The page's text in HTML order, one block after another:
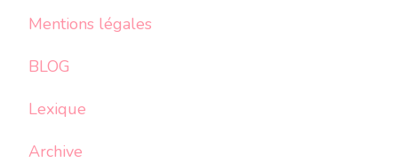
Mentions légales
BLOG
Lexique
Archive